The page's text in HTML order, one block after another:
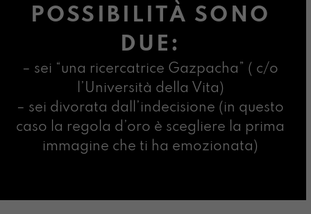
POSSIBILITÀ SONO
DUE:
– sei “una ricercatrice Gazpacha” ( c/o
l’Università della Vita)
– sei divorata dall’indecisione (in questo
caso la regola d’oro è scegliere la prima
immagine che ti ha emozionata)